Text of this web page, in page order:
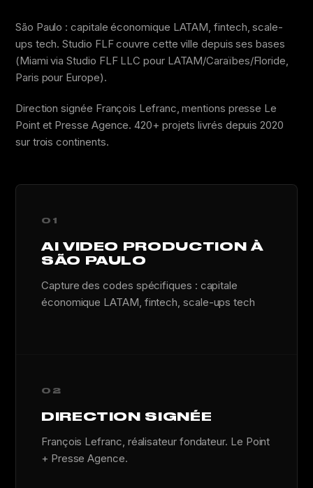
São Paulo : capitale économique LATAM, fintech, scale-
ups tech. Studio FLF couvre cette ville depuis ses bases
(Miami via Studio FLF LLC pour LATAM/Caraïbes/Floride,
Paris pour Europe).
Direction signée François Lefranc, mentions presse Le
Point et Presse Agence. 420+ projets livrés depuis 2020
sur trois continents.
01
AI VIDEO PRODUCTION À
SÃO PAULO
Capture des codes spécifiques : capitale
économique LATAM, fintech, scale-ups tech
02
DIRECTION SIGNÉE
François Lefranc, réalisateur fondateur. Le Point
+ Presse Agence.